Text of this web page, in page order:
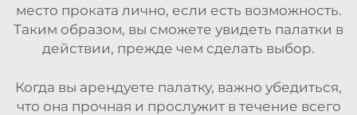
место проката лично, если есть возможность.
Таким образом, вы сможете увидеть палатки в
действии, прежде чем сделать выбор.
Когда вы арендуете палатку, важно убедиться,
что она прочная и прослужит в течение всего